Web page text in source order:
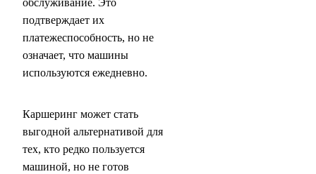
обслуживание. Это
подтверждает их
платежеспособность, но не
означает, что машины
используются ежедневно.
Каршеринг может стать
выгодной альтернативой для
тех, кто редко пользуется
машиной, но не готов